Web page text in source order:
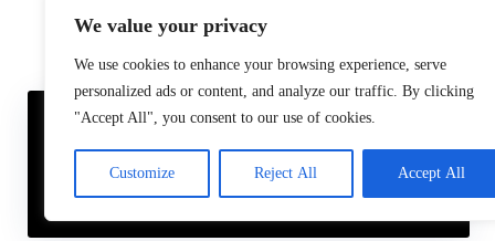
We value your privacy
We use cookies to enhance your browsing experience, serve
personalized ads or content, and analyze our traffic. By clicking
"Accept All", you consent to our use of cookies.
Customize Reject All Accept All
korzystania z naszej strony.
Sesja zdjęciowa Pensjonatu w Łebie
Łeba,pomorskie
Sesja
Ustroniu
Ustronie